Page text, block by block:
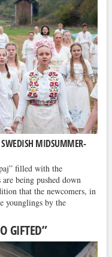
MIDSUMMER-
filled with the
being pushed down
that the newcomers, in
younglings by the
GIFTED”